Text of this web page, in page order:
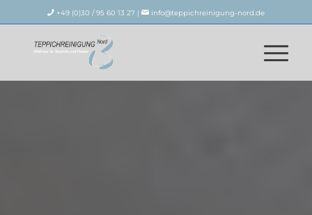
+49 (0)30 / 95 60 13 27 | info@teppichreinigung-nord.de